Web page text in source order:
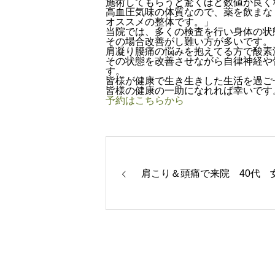
施術してもらうと驚くほど数値が良
高血圧気味の体質なので、薬を飲ま
オススメの整体です。」
当院では、多くの検査を行い身体の
その場合改善がし難い方が多いです。
肩凝り腰痛の悩みを抱えてる方で酸
その状態を改善させながら自律神経
す。
皆様が健康で生き生きした生活を過
皆様の健康の一助になれれば幸いです
予約はこちらから
肩こり＆頭痛で来院 40代